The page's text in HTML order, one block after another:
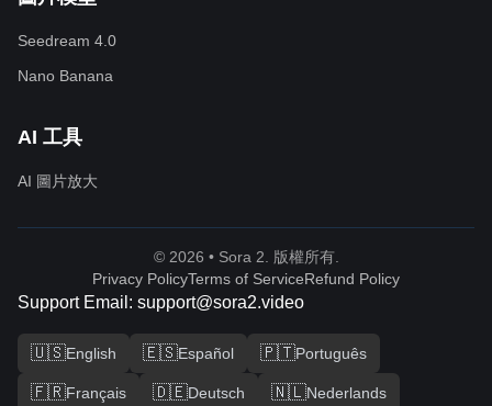
Seedream 4.0
Nano Banana
AI 工具
AI 圖片放大
© 2026 • Sora 2. 版權所有.
Privacy PolicyTerms of ServiceRefund Policy
Support Email: support@sora2.video
🇺🇸English 🇪🇸Español 🇵🇹Português
🇫🇷Français 🇩🇪Deutsch 🇳🇱Nederlands